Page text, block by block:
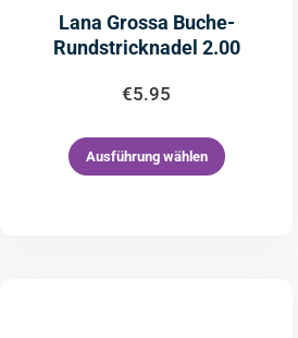
Lana Grossa Buche-
Rundstricknadel 2.00
€5.95
Ausführung wählen